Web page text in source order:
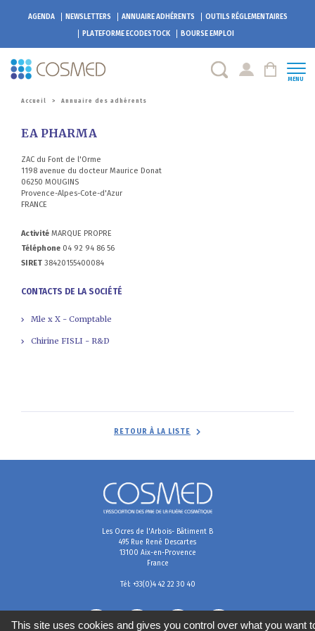
AGENDA NEWSLETTERS ANNUAIRE ADHÉRENTS
OUTILS RÉGLEMENTAIRES
PLATEFORMEECODESTOCK BOURSE EMPLOI
MENU
Accueil > Annuaire des adhérents
EA PHARMA
ZAC du Font de l'Orme
1198 avenue du docteur Maurice Donat
06250 MOUGINS
Provence-Alpes-Cote-d'Azur
FRANCE
Activité MARQUE PROPRE
Téléphone 04 92 94 86 56
SIRET 38420155400084
CONTACTS DE LA SOCIÉTÉ
Mle x X - Comptable
Chirine FISLI - R&D
RETOUR À LA LISTE
Les Ocres de l'Arbois- Bâtiment B
495 Rue René Descartes
13100 Aix-en-Provence
France
Tél: +33(0)4 42 22 30 40
This site uses cookies and gives you control over what you want